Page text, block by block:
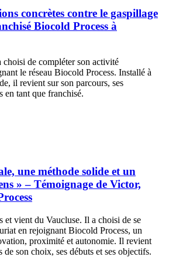
concrètes contre le gaspillage
Biocold Process à
de compléter son activité
le réseau Biocold Process. Installé à
il revient sur son parcours, ses
en tant que franchisé.
une méthode solide et un
» – Témoignage de Victor,
et vient du Vaucluse. Il a choisi de se
en rejoignant Biocold Process, un
proximité et autonomie. Il revient
de son choix, ses débuts et ses objectifs.